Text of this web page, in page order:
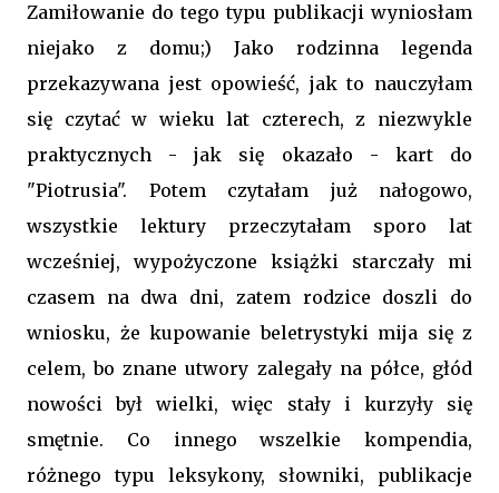
Zamiłowanie do tego typu publikacji wyniosłam
niejako z domu;) Jako rodzinna legenda
przekazywana jest opowieść, jak to nauczyłam
się czytać w wieku lat czterech, z niezwykle
praktycznych - jak się okazało - kart do
"Piotrusia". Potem czytałam już nałogowo,
wszystkie lektury przeczytałam sporo lat
wcześniej, wypożyczone książki starczały mi
czasem na dwa dni, zatem rodzice doszli do
wniosku, że kupowanie beletrystyki mija się z
celem, bo znane utwory zalegały na półce, głód
nowości był wielki, więc stały i kurzyły się
smętnie. Co innego wszelkie kompendia,
różnego typu leksykony, słowniki, publikacje